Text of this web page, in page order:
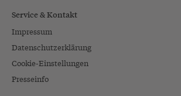
Service & Kontakt
Impressum
Datenschutzerklärung
Cookie-Einstellungen
Presseinfo